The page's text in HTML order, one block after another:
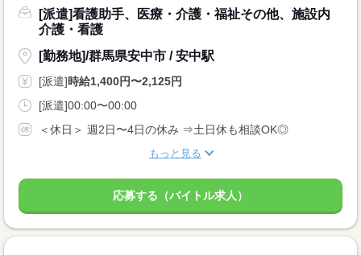
[派遣]看護助手、医療・介護・福祉その他、施設内
介護・看護
[勤務地]/群馬県安中市 / 安中駅
[派遣]時給1,400円〜2,125円
[派遣]00:00〜00:00
＜休日＞ 週2日〜4日の休み ⇒土日休も相談OK◎
もっと見る
応募する（バイトル求人）